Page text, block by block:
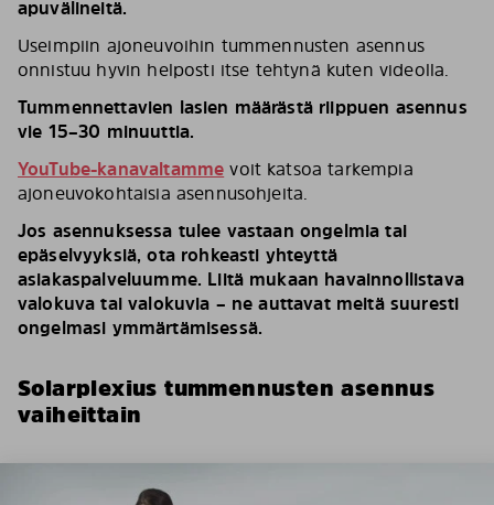
apuvälineitä.
Useimpiin ajoneuvoihin tummennusten asennus
onnistuu hyvin helposti itse tehtynä kuten videolla.
Tummennettavien lasien määrästä riippuen asennus
vie 15–30 minuuttia.
YouTube-kanavaltamme voit katsoa tarkempia
ajoneuvokohtaisia asennusohjeita.
Jos asennuksessa tulee vastaan ongelmia tai
epäselvyyksiä, ota rohkeasti yhteyttä
asiakaspalveluumme. Liitä mukaan havainnollistava
valokuva tai valokuvia – ne auttavat meitä suuresti
ongelmasi ymmärtämisessä.
Solarplexius tummennusten asennus
vaiheittain